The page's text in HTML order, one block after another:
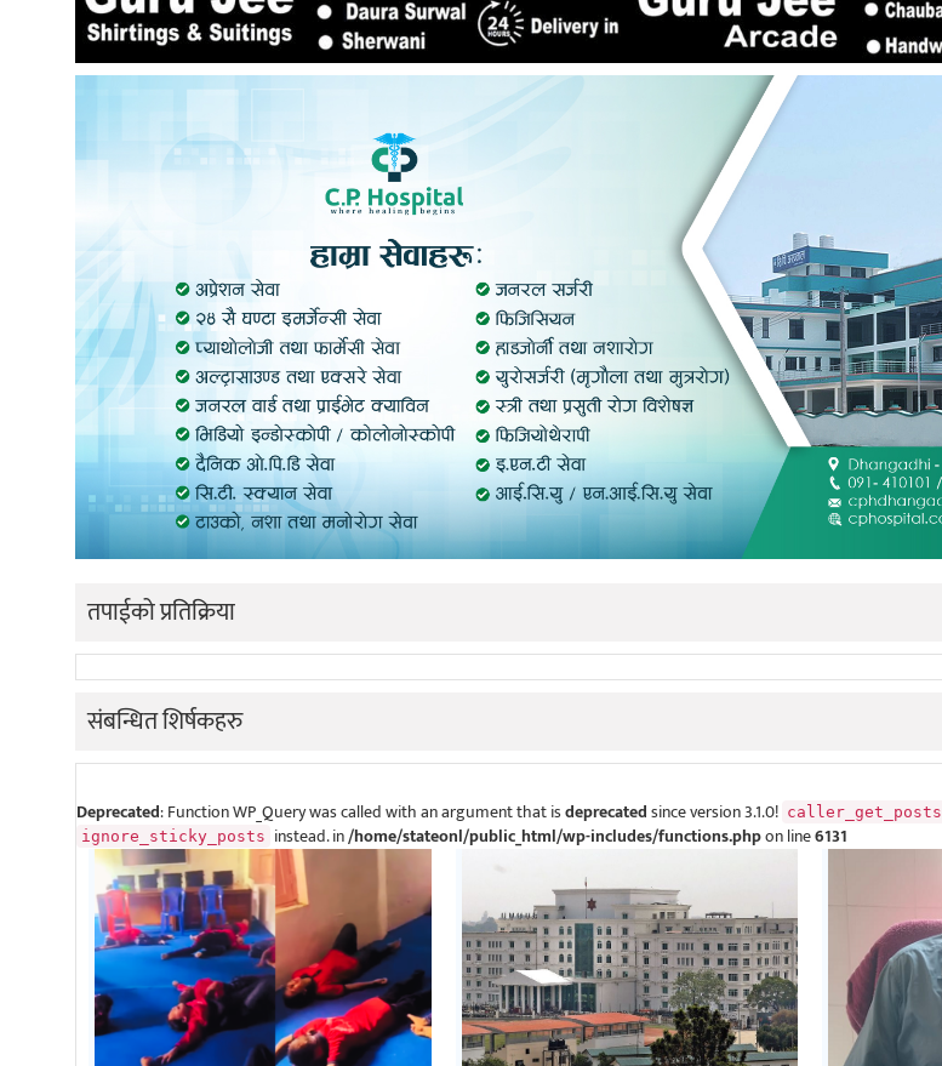
तपाईको प्रतिक्रिया
संबन्धित शिर्षकहरु
Deprecated: Function WP_Query was called with an argument that isdeprecatedsince version 3.1.0! caller_get_posts
ignore_sticky_posts instead. in/home/stateonl/public_html/wp-includes/functions.phpon line6131